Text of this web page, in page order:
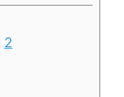
2